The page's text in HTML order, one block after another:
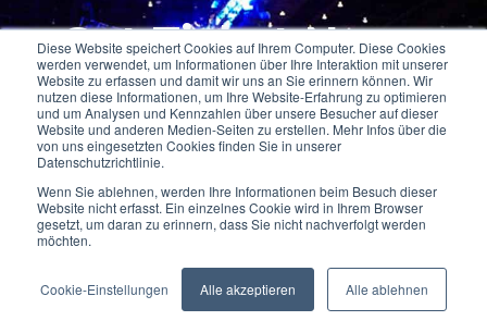
Diese Website speichert Cookies auf Ihrem Computer. Diese Cookies
werden verwendet, um Informationen über Ihre Interaktion mit unserer
Website zu erfassen und damit wir uns an Sie erinnern können. Wir
nutzen diese Informationen, um Ihre Website-Erfahrung zu optimieren
und um Analysen und Kennzahlen über unsere Besucher auf dieser
Website und anderen Medien-Seiten zu erstellen. Mehr Infos über die
von uns eingesetzten Cookies finden Sie in unserer
Datenschutzrichtlinie.
Wenn Sie ablehnen, werden Ihre Informationen beim Besuch dieser
Website nicht erfasst. Ein einzelnes Cookie wird in Ihrem Browser
gesetzt, um daran zu erinnern, dass Sie nicht nachverfolgt werden
möchten.
Cookie-Einstellungen Alle akzeptieren Alle ablehnen
We value your privacy
personalised ads or content, and analyse our traffic. By
clicking "Accept All", you consent to our use of cookies.
Customise Reject All Accept All
Get Ticket Now
.
Suspendisse hendrerit turpis dui, eget
BUY TICKETS